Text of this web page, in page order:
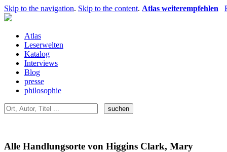
Skip to the navigation. Skip to the content. Atlas weiterempfehlen
Atlas
Leserwelten
Katalog
Interviews
Blog
presse
philosophie
Alle Handlungsorte von Higgins Clark, Mary